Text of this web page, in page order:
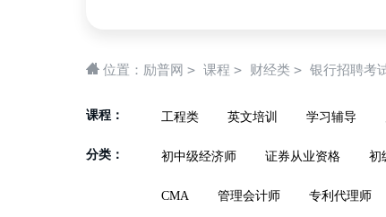
位置： 励普网 > 课程 > 财经类 > 银行招聘考
课程： 工程类 英文培训 学习辅导
分类： 初中级经济师 证券从业资格 初
CMA 管理会计师 专利代理师